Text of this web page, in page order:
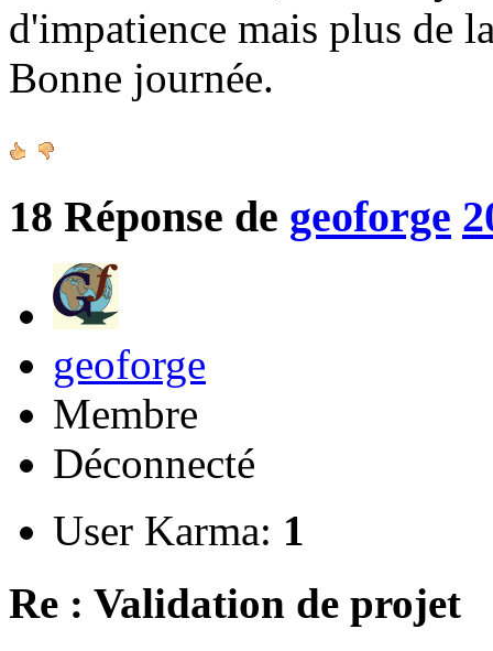
d'impatience mais plus de
Bonne journée.
18 Réponse de geoforge
geoforge
Membre
Déconnecté
User Karma: 1
Re : Validation de projet